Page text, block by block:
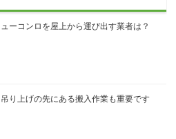
ーコンロを屋上から運び出す業者は？
り上げの先にある搬入作業も重要です